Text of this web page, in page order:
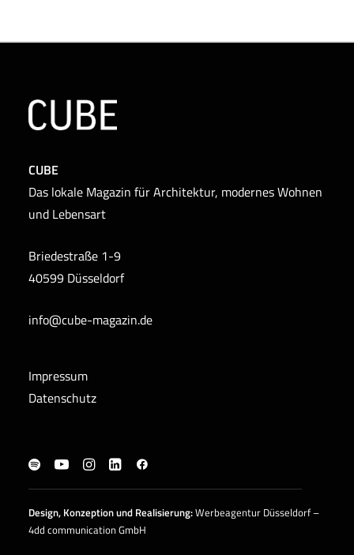
CUBE
Das lokale Magazin für Architektur, modernes Wohnen
und Lebensart
Briedestraße 1-9
40599 Düsseldorf
info@cube-magazin.de
Impressum
Datenschutz
Design, Konzeption und Realisierung:Werbeagentur Düsseldorf –
4dd communication GmbH